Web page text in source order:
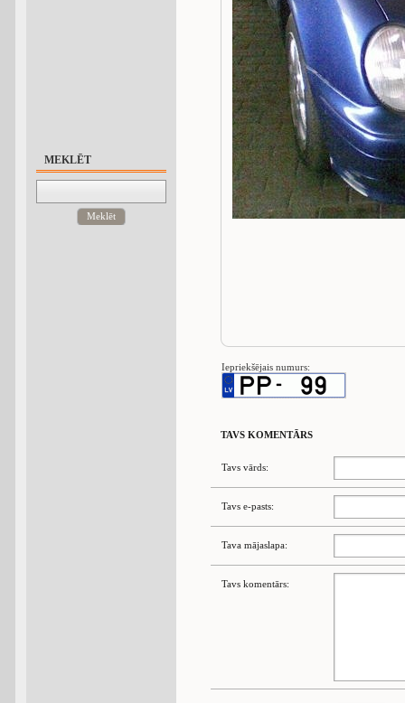
MEKLĒT
Meklēt
Iepriekšējais numurs:
TAVS KOMENTĀRS
Tavs vārds:
Tavs e-pasts:
Tava mājaslapa:
Tavs komentārs: